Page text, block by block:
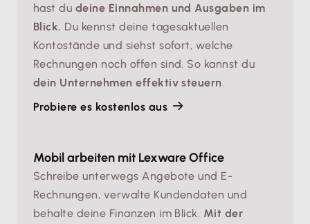
hast du deine Einnahmen und Ausgaben im
Blick. Du kennst deine tagesaktuellen
Kontostände und siehst sofort, welche
Rechnungen noch offen sind. So kannst du
dein Unternehmen effektiv steuern
Probiere es kostenlos aus
Mobil arbeiten mit Lexware Office
Schreibe unterwegs Angebote und E-
Rechnungen, verwalte Kundendaten und
behalte deine Finanzen im Blick. Mit der